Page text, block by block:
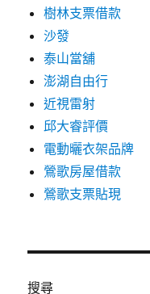
樹林支票借款
沙發
泰山當舖
澎湖自由行
近視雷射
邱大睿評價
電動曬衣架品牌
鶯歌房屋借款
鶯歌支票貼現
搜尋